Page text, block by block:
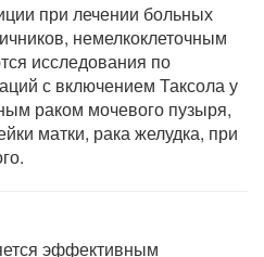
при лечении больных
немелкоклеточным
исследования по
с включением Таксола у
раком мочевого пузыря,
матки, рака желудка, при
эффективным